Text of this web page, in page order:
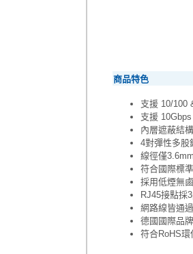
商品特色
支援 10/100
支援
內層遮蔽結
4對彈性多股
線徑僅
符合國際標
採用低煙無
RJ45接點採
網路線皆通
德國國際品
符合RoHS